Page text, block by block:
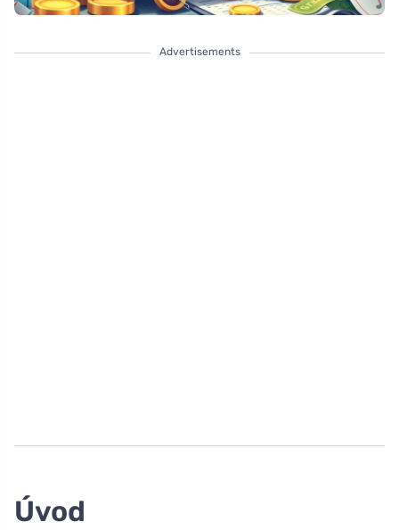
Advertisements
Úvod